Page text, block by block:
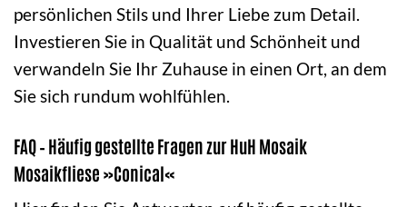
persönlichen Stils und Ihrer Liebe zum Detail.
Investieren Sie in Qualität und Schönheit und
verwandeln Sie Ihr Zuhause in einen Ort, an dem
Sie sich rundum wohlfühlen.
FAQ – Häufig gestellte Fragen zur HuH Mosaik
Mosaikfliese »Conical«